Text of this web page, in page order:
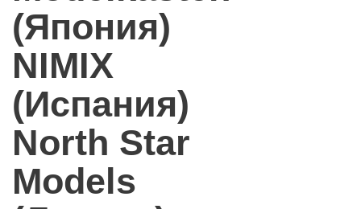
(Япония)
NIMIX
(Испания)
North Star
Models